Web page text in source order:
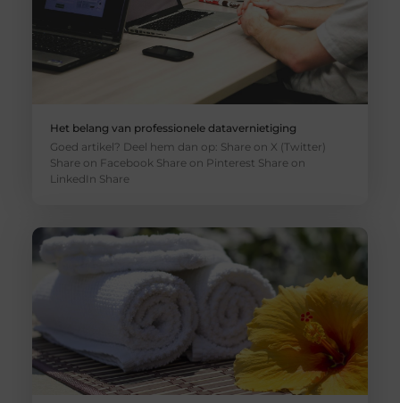
Het belang van professionele datavernietiging
Goed artikel? Deel hem dan op: Share on X (Twitter)
Share on Facebook Share on Pinterest Share on
LinkedIn Share